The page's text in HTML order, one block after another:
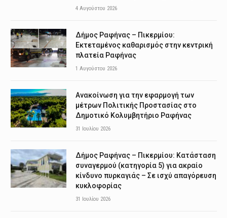
4 Αυγούστου 2026
Δήμος Ραφήνας – Πικερμίου:
Εκτεταμένος καθαρισμός στην κεντρική
πλατεία Ραφήνας
1 Αυγούστου 2026
Ανακοίνωση για την εφαρμογή των
μέτρων Πολιτικής Προστασίας στο
Δημοτικό Κολυμβητήριο Ραφήνας
31 Ιουλίου 2026
Δήμος Ραφήνας – Πικερμίου: Κατάσταση
συναγερμού (κατηγορία 5) για ακραίο
κίνδυνο πυρκαγιάς – Σε ισχύ απαγόρευση
κυκλοφορίας
31 Ιουλίου 2026